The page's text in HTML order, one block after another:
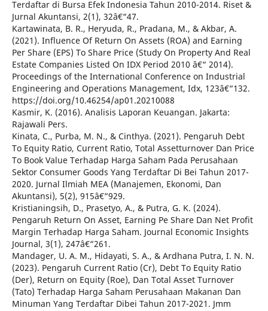
Terdaftar di Bursa Efek Indonesia Tahun 2010-2014. Riset &
Jurnal Akuntansi, 2(1), 32â€“47.
Kartawinata, B. R., Heryuda, R., Pradana, M., & Akbar, A.
(2021). Influence Of Return On Assets (ROA) and Earning
Per Share (EPS) To Share Price (Study On Property And Real
Estate Companies Listed On IDX Period 2010 â€“ 2014).
Proceedings of the International Conference on Industrial
Engineering and Operations Management, Idx, 123â€“132.
https://doi.org/10.46254/ap01.20210088
Kasmir, K. (2016). Analisis Laporan Keuangan. Jakarta:
Rajawali Pers.
Kinata, C., Purba, M. N., & Cinthya. (2021). Pengaruh Debt
To Equity Ratio, Current Ratio, Total Assetturnover Dan Price
To Book Value Terhadap Harga Saham Pada Perusahaan
Sektor Consumer Goods Yang Terdaftar Di Bei Tahun 2017-
2020. Jurnal Ilmiah MEA (Manajemen, Ekonomi, Dan
Akuntansi), 5(2), 915â€“929.
Kristianingsih, D., Prasetyo, A., & Putra, G. K. (2024).
Pengaruh Return On Asset, Earning Pe Share Dan Net Profit
Margin Terhadap Harga Saham. Journal Economic Insights
Journal, 3(1), 247â€“261.
Mandager, U. A. M., Hidayati, S. A., & Ardhana Putra, I. N. N.
(2023). Pengaruh Current Ratio (Cr), Debt To Equity Ratio
(Der), Return on Equity (Roe), Dan Total Asset Turnover
(Tato) Terhadap Harga Saham Perusahaan Makanan Dan
Minuman Yang Terdaftar Dibei Tahun 2017-2021. Jmm